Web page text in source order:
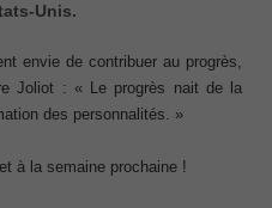
Unis.
envie de contribuer au progrès,
Joliot : « Le progrès nait de la
des personnalités. »
à la semaine prochaine !